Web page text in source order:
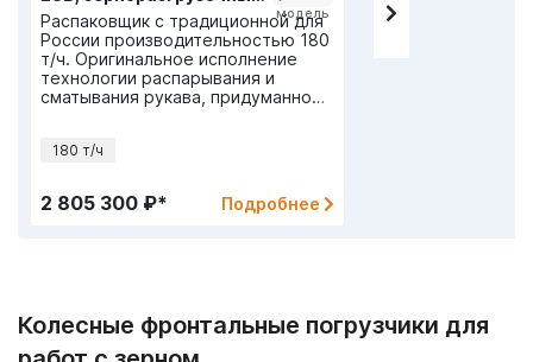
модель
Распаковщик с традиционной для
России производительностью 180
т/ч. Оригинальное исполнение
технологии распарывания и
сматывания рукава, придуманной
180 т/ч
2 805 300 ₽* Подробнее
Колесные фронтальные погрузчики для